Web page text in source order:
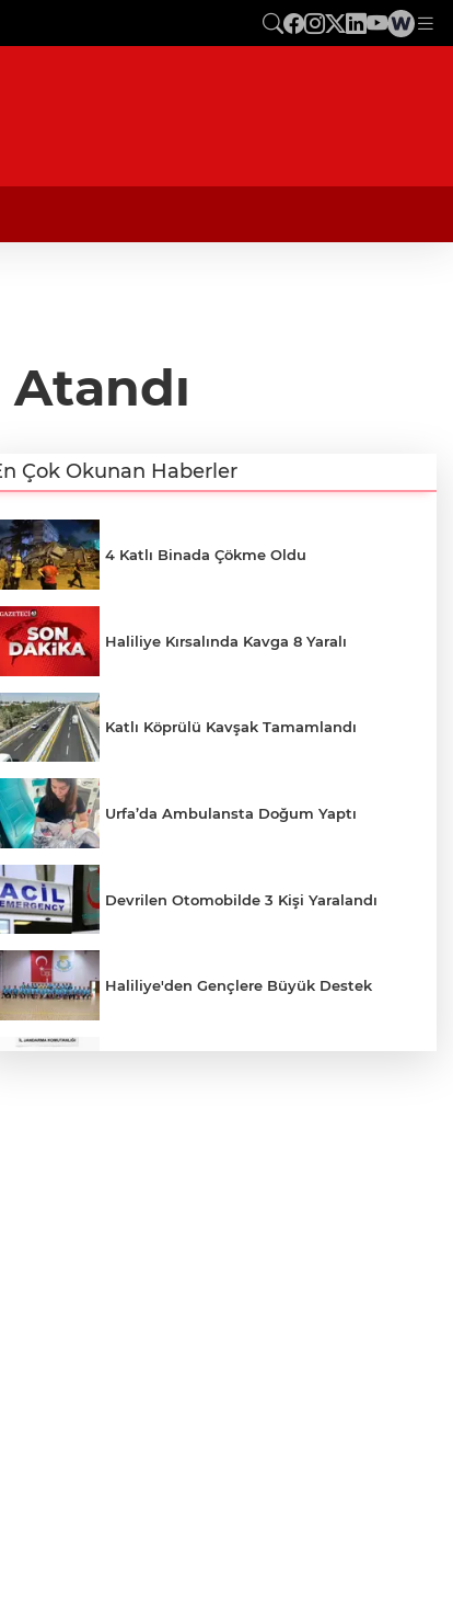
Çok Okunan Haberler
4 Katlı Binada Çökme Oldu
Haliliye Kırsalında Kavga 8 Yaralı
Katlı Köprülü Kavşak Tamamlandı
Urfa’da Ambulansta Doğum Yaptı
Devrilen Otomobilde 3 Kişi Yaralandı
Haliliye'den Gençlere Büyük Destek